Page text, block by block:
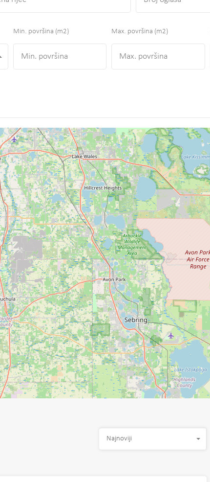
Min. površina (m2) Max. površina (m2)
Najnoviji